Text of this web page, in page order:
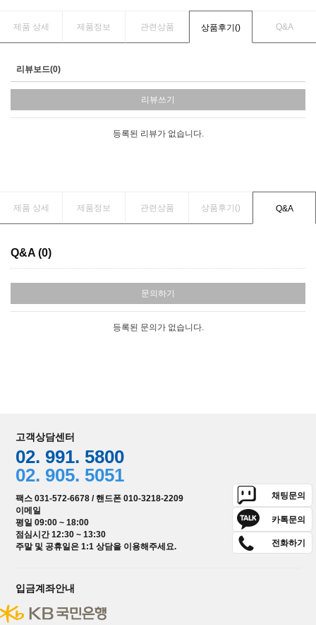
제품 상세 제품정보 관련상품 상품후기() Q&A
리뷰보드(0)
리뷰쓰기
등록된 리뷰가 없습니다.
제품 상세 제품정보 관련상품 상품후기() Q&A
Q&A (0)
문의하기
등록된 문의가 없습니다.
고객상담센터
02. 991. 5800
02. 905. 5051
팩스 031-572-6678 / 핸드폰 010-3218-2209
이메일
평일 09:00 ~ 18:00
점심시간 12:30 ~ 13:30
주말 및 공휴일은 1:1 상담을 이용해주세요.
채팅문의
카톡문의
전화하기
입금계좌안내